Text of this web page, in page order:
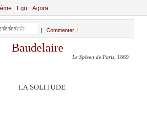
Ego Agora
Commenter
Baudelaire
Le Spleen de Paris , 1869
LA SOLITUDE